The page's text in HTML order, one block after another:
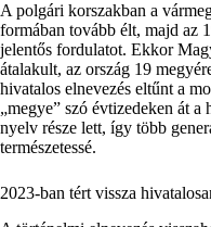
A polgári korszakban a
formában tovább élt, majd az
jelentős fordulatot. Ekkor
átalakult, az ország 19
hivatalos elnevezés eltűnt a
„megye” szó évtizedeken át
nyelv része lett, így több
természetessé.
2023-ban tért vissza